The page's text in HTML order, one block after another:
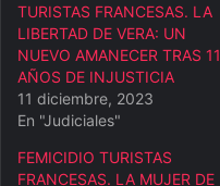
TURISTAS FRANCESAS. LA
LIBERTAD DE VERA: UN
NUEVO AMANECER TRAS 11
AÑOS DE INJUSTICIA
11 diciembre, 2023
En "Judiciales"
FEMICIDIO TURISTAS
FRANCESAS. LA MUJER DE